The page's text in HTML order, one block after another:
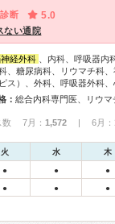
断 5.0
ない通院
神経外科
、内科、呼吸器
、糖尿病科、リウマチ科
ス）、外科、呼吸器外科
：
数 7月： 1,572 | 6月：
火 水 木
● ● ●
● ● ●